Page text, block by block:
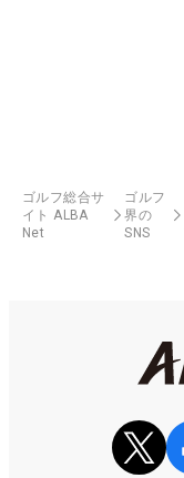
ゴルフ総合サ
イト ALBA
Net
ゴルフ
界の
SNS